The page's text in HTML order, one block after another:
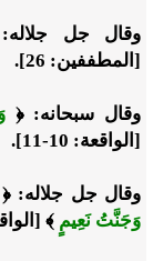
وقال جل
[المطففين: 26].
وقال سبحانه: ﴿
[الواقعة: 10-11].
وقال جل جلاله:
وَجَنَّتُ نَعِيمٍ ﴾ [الواقعة: